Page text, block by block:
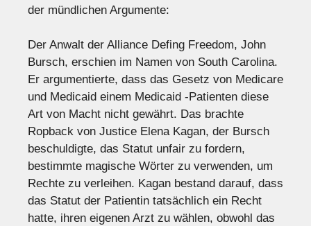
der mündlichen Argumente:
Der Anwalt der Alliance Defing Freedom, John
Bursch, erschien im Namen von South Carolina.
Er argumentierte, dass das Gesetz von Medicare
und Medicaid einem Medicaid -Patienten diese
Art von Macht nicht gewährt. Das brachte
Ropback von Justice Elena Kagan, der Bursch
beschuldigte, das Statut unfair zu fordern,
bestimmte magische Wörter zu verwenden, um
Rechte zu verleihen. Kagan bestand darauf, dass
das Statut der Patientin tatsächlich ein Recht
hatte, ihren eigenen Arzt zu wählen, obwohl das